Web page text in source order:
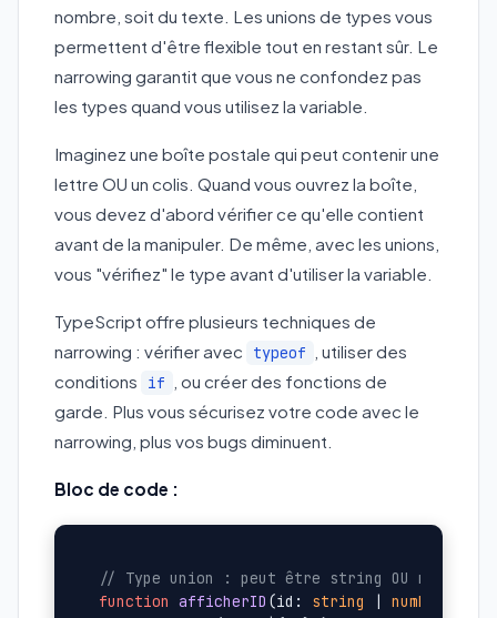
nombre, soit du texte. Les unions de types vous
permettent d'être flexible tout en restant sûr. Le
narrowing garantit que vous ne confondez pas
les types quand vous utilisez la variable.
Imaginez une boîte postale qui peut contenir une
lettre OU un colis. Quand vous ouvrez la boîte,
vous devez d'abord vérifier ce qu'elle contient
avant de la manipuler. De même, avec les unions,
vous "vérifiez" le type avant d'utiliser la variable.
TypeScript offre plusieurs techniques de
narrowing : vérifier avec
typeof
, utiliser des
conditions
if
, ou créer des fonctions de
garde. Plus vous sécurisez votre code avec le
narrowing, plus vos bugs diminuent.
Bloc de code :
// Type union : peut être string OU number
function afficherID (id: string | number